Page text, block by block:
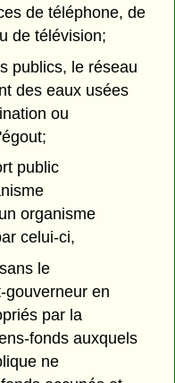
de téléphone, de
de télévision;
publics, le réseau
des eaux usées
ou
public
organisme
celui-ci,
le
gouverneur en
par la
fonds auxquels
ne